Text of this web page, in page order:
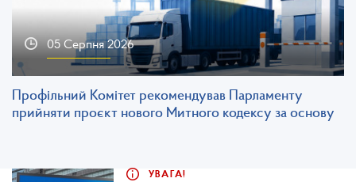
05 Серпня 2026
Профільний Комітет рекомендував Парламенту
прийняти проєкт нового Митного кодексу за основу
УВАГА!